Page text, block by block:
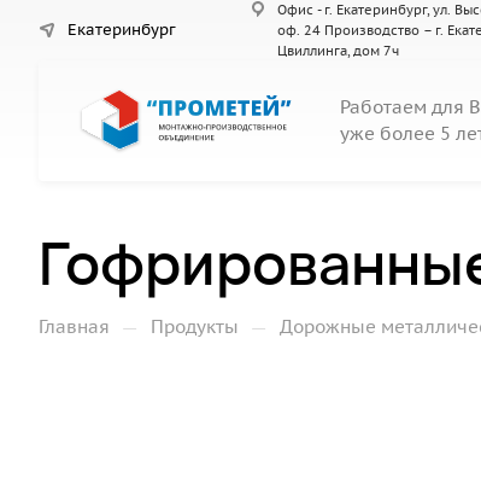
Екатеринбург
Офис - г. Екатеринбург, ул.
оф. 24 Производство – г.
Цвиллинга, дом 7ч
Работаем для
уже более 5
Главная — Продукты — Дорожные